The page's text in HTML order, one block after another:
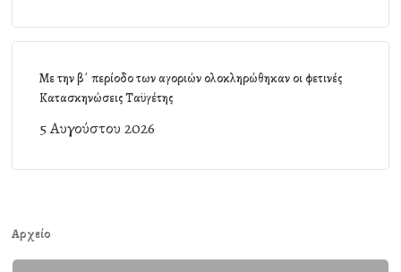
Με την β΄ περίοδο των αγοριών ολοκληρώθηκαν οι φετινές
Κατασκηνώσεις Ταϋγέτης
5 Αυγούστου 2026
Αρχείο